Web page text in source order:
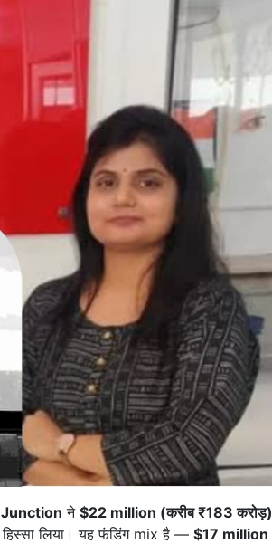
ने $22 million (करीब ₹183 करोड़)
लिया। यह फंडिंग mix है — $17 million